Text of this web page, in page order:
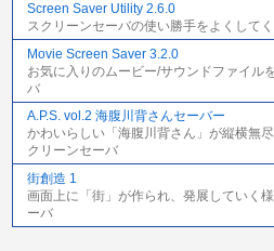
Screen Saver Utility 2.6.0
スクリーンセーバの使い勝手をよくして
Movie Screen Saver 3.2.0
お気に入りのムービー/サウンドファイル
バ
A.P.S. vol.2 海腹川背さんセーバー
かわいらしい「海腹川背さん」が縦横無
クリーンセーバ
街創造 1
画面上に「街」が作られ、発展していく
ーバ